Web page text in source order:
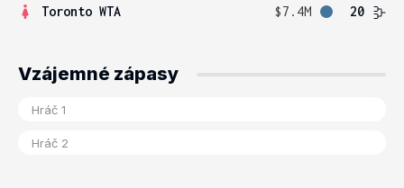
Toronto WTA
$7.4M 20
Vzájemné zápasy